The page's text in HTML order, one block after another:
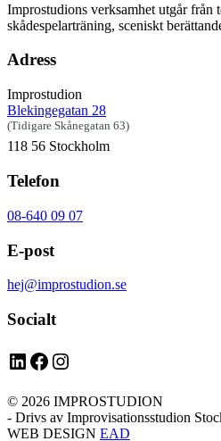
Improstudions verksamhet utgår från
skådespelarträning, sceniskt
Adress
Improstudion
Blekingegatan 28
(Tidigare Skånegatan 63)
118 56 Stockholm
Telefon
08-640 09 07
E-post
hej@improstudion.se
Socialt
LinkedIn
Facebook
Instagram
© 2026 IMPROSTUDION
- Drivs av Improvisationsstudion
WEB DESIGN EAD